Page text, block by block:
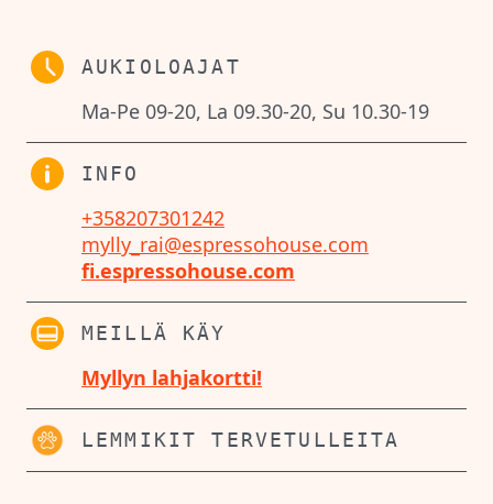
AUKIOLOAJAT
Ma-Pe 09-20, La 09.30-20, Su 10.30-19
INFO
+358207301242
mylly_rai@espressohouse.com
fi.espressohouse.com
MEILLÄ KÄY
Myllyn lahjakortti!
LEMMIKIT TERVETULLEITA